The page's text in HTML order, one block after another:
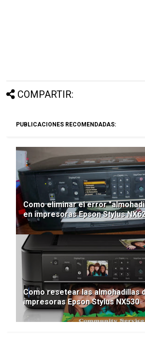
COMPARTIR:
PUBLICACIONES RECOMENDADAS:
Como eliminar el error
en impresoras Epson Stylus
Como resetear las almohadillas
impresoras Epson Stylus NX530